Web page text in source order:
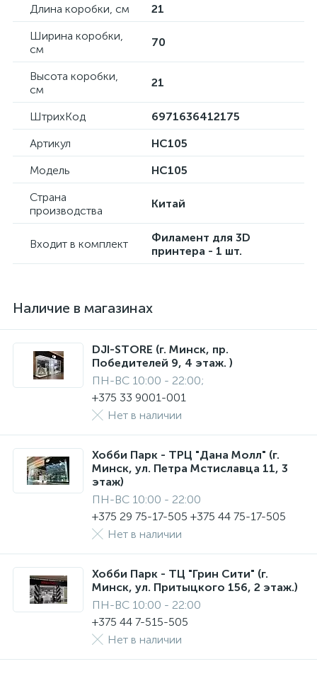
Длина коробки, см
21
Ширина коробки,
см
70
Высота коробки,
см
21
ШтрихКод
6971636412175
Артикул
HC105
Модель
HC105
Страна
производства
Китай
Входит в комплект
Филамент для 3D
принтера - 1 шт.
Наличие в магазинах
DJI-STORE (г. Минск, пр.
Победителей 9, 4 этаж. )
ПН-ВС 10:00 - 22:00;
+375 33 9001-001
Нет в наличии
Хобби Парк - ТРЦ "Дана Молл" (г.
Минск, ул. Петра Мстиславца 11, 3
этаж)
ПН-ВС 10:00 - 22:00
+375 29 75-17-505 +375 44 75-17-505
Нет в наличии
Хобби Парк - ТЦ "Грин Сити" (г.
Минск, ул. Притыцкого 156, 2 этаж.)
ПН-ВС 10:00 - 22:00
+375 44 7-515-505
Нет в наличии